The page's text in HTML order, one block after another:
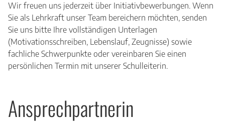
Wir freuen uns jederzeit über Initiativbewerbungen. Wenn
Sie als Lehrkraft unser Team bereichern möchten, senden
Sie uns bitte Ihre vollständigen Unterlagen
(Motivationsschreiben, Lebenslauf, Zeugnisse) sowie
fachliche Schwerpunkte oder vereinbaren Sie einen
persönlichen Termin mit unserer Schulleiterin.
Ansprechpartnerin